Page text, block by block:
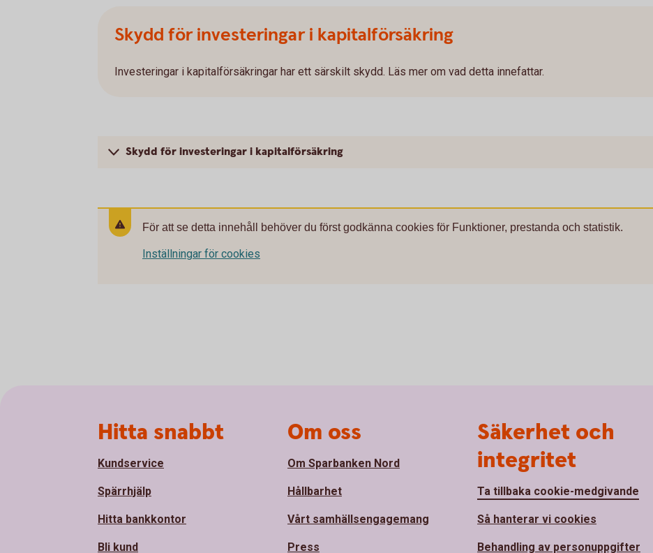
Skydd för investeringar i kapitalförsäkring
Investeringar i kapitalförsäkringar har ett särskilt skydd. Läs mer om vad detta innefattar.
Skydd för investeringar i kapitalförsäkring
För att se detta innehåll behöver du först godkänna cookies för Funktioner, prestanda och statistik.
Inställningar för cookies
Hitta snabbt
Kundservice
Spärrhjälp
Hitta bankkontor
Bli kund
Om oss
Om Sparbanken Nord
Hållbarhet
Vårt samhällsengagemang
Press
Säkerhet och
integritet
Ta tillbaka cookie-medgivande
Så hanterar vi cookies
Behandling av personuppgifter